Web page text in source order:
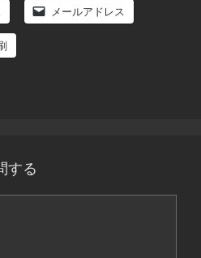
メールアドレス
する